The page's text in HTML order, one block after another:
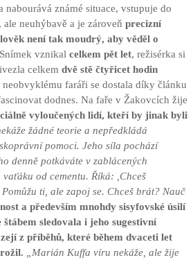
nabourává známé situace, vstupuje do
neuhýbavě a je zároveň precizní
není tak moudrý, aby věděl o
vznikal celkem pět let, režisérka si
celkem dvě stě čtyřicet hodin
neobvyklému faráři se dostala díky článku
dodnes. Na faře v Žakovcích žije
vyloučených lidí, kteří by jinak byli
žádné teorie a nepředkládá
pomoci. Jeho síla pochází
denně potkáváte v zablácených
od cementu. Říká: ,Chceš
ti, ale zapoj se. Chceš brát? Nauč
a především mnohdy sisyfovské úsilí
sledovala i jeho sugestivní
z příběhů, které během dvaceti let
„Marián Kuffa víru nekáže, ale žije